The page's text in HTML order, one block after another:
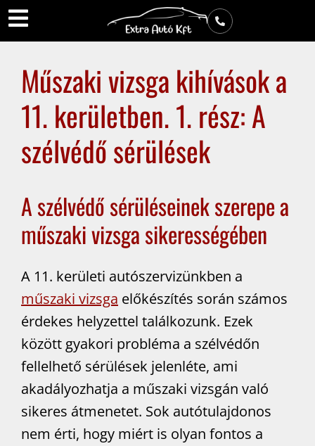
Műszaki vizsga kihívások a
11. kerületben. 1. rész: A
szélvédő sérülések
A szélvédő sérüléseinek szerepe a
műszaki vizsga sikerességében
A 11. kerületi autószervizünkben a
műszaki vizsga előkészítés során számos
érdekes helyzettel találkozunk. Ezek
között gyakori probléma a szélvédőn
fellelhető sérülések jelenléte, ami
akadályozhatja a műszaki vizsgán való
sikeres átmenetet. Sok autótulajdonos
nem érti, hogy miért is olyan fontos a